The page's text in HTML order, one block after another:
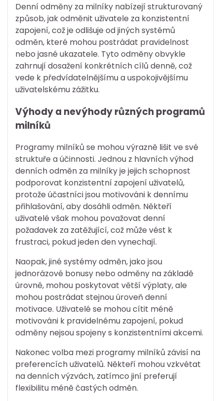
Denní odměny za milníky nabízejí strukturovaný
způsob, jak odměnit uživatele za konzistentní
zapojení, což je odlišuje od jiných systémů
odměn, které mohou postrádat pravidelnost
nebo jasné ukazatele. Tyto odměny obvykle
zahrnují dosažení konkrétních cílů denně, což
vede k předvídatelnějšímu a uspokojivějšímu
uživatelskému zážitku.
Výhody a nevýhody různých programů
milníků
Programy milníků se mohou výrazně lišit ve své
struktuře a účinnosti. Jednou z hlavních výhod
denních odměn za milníky je jejich schopnost
podporovat konzistentní zapojení uživatelů,
protože účastníci jsou motivováni k dennímu
přihlašování, aby dosáhli odměn. Někteří
uživatelé však mohou považovat denní
požadavek za zatěžující, což může vést k
frustraci, pokud jeden den vynechají.
Naopak, jiné systémy odměn, jako jsou
jednorázové bonusy nebo odměny na základě
úrovně, mohou poskytovat větší výplaty, ale
mohou postrádat stejnou úroveň denní
motivace. Uživatelé se mohou cítit méně
motivováni k pravidelnému zapojení, pokud
odměny nejsou spojeny s konzistentními akcemi.
Nakonec volba mezi programy milníků závisí na
preferencích uživatelů. Někteří mohou vzkvétat
na denních výzvách, zatímco jiní preferují
flexibilitu méně častých odměn.